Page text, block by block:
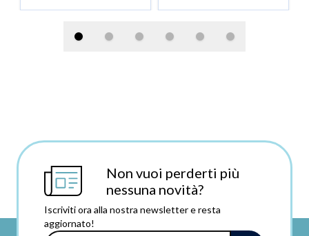
Non vuoi perderti più
nessuna novità?
Iscriviti ora alla nostra newsletter e resta
aggiornato!